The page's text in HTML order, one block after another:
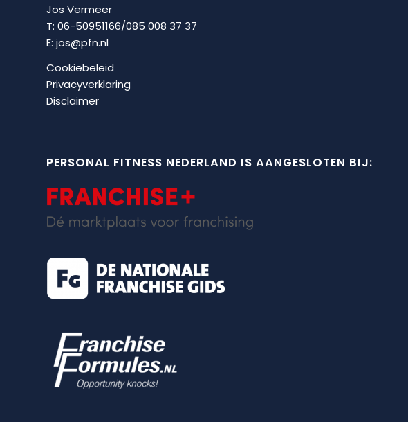
Jos Vermeer
T: 06-50951166/085 008 37 37
E: jos@pfn.nl
Cookiebeleid
Privacyverklaring
Disclaimer
PERSONAL FITNESS NEDERLAND IS AANGESLOTEN BIJ: